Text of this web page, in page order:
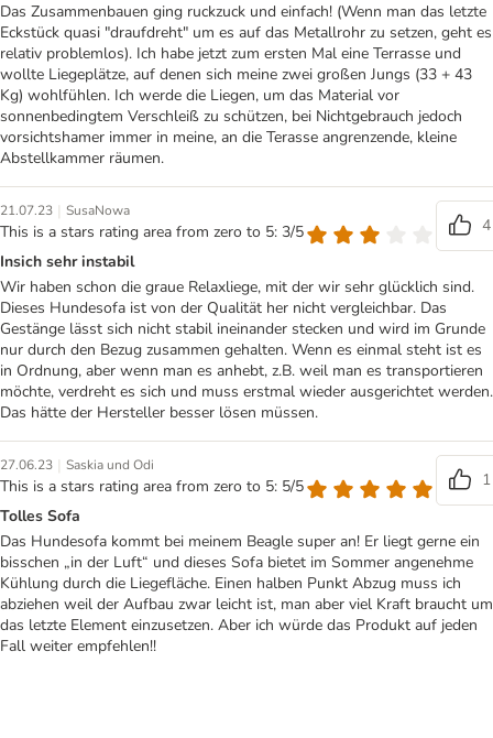
Das Zusammenbauen ging ruckzuck und einfach! (Wenn man das letzte
Eckstück quasi "draufdreht" um es auf das Metallrohr zu setzen, geht es
relativ problemlos). Ich habe jetzt zum ersten Mal eine Terrasse und
wollte Liegeplätze, auf denen sich meine zwei großen Jungs (33 + 43
Kg) wohlfühlen. Ich werde die Liegen, um das Material vor
sonnenbedingtem Verschleiß zu schützen, bei Nichtgebrauch jedoch
vorsichtshamer immer in meine, an die Terasse angrenzende, kleine
Abstellkammer räumen.
21.07.23 | SusaNowa
This is a stars rating area from zero to 5: 3/5
4
Insich sehr instabil
Wir haben schon die graue Relaxliege, mit der wir sehr glücklich sind.
Dieses Hundesofa ist von der Qualität her nicht vergleichbar. Das
Gestänge lässt sich nicht stabil ineinander stecken und wird im Grunde
nur durch den Bezug zusammen gehalten. Wenn es einmal steht ist es
in Ordnung, aber wenn man es anhebt, z.B. weil man es transportieren
möchte, verdreht es sich und muss erstmal wieder ausgerichtet werden.
Das hätte der Hersteller besser lösen müssen.
27.06.23 | Saskia und Odi
This is a stars rating area from zero to 5: 5/5
1
Tolles Sofa
Das Hundesofa kommt bei meinem Beagle super an! Er liegt gerne ein
bisschen „in der Luft“ und dieses Sofa bietet im Sommer angenehme
Kühlung durch die Liegefläche. Einen halben Punkt Abzug muss ich
abziehen weil der Aufbau zwar leicht ist, man aber viel Kraft braucht um
das letzte Element einzusetzen. Aber ich würde das Produkt auf jeden
Fall weiter empfehlen!!